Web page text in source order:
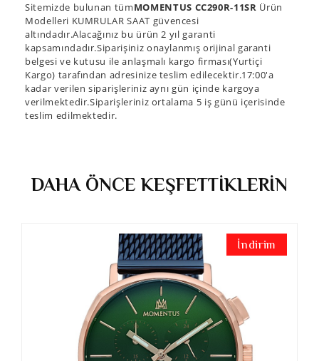
Sitemizde bulunan tümMOMENTUS CC290R-11SR Ürün
Modelleri KUMRULAR SAAT güvencesi
altındadır.Alacağınız bu ürün 2 yıl garanti
kapsamındadır.Siparişiniz onaylanmış orijinal garanti
belgesi ve kutusu ile anlaşmalı kargo firması(Yurtiçi
Kargo) tarafından adresinize teslim edilecektir.17:00'a
kadar verilen siparişleriniz aynı gün içinde kargoya
verilmektedir.Siparişleriniz ortalama 5 iş günü içerisinde
teslim edilmektedir.
DAHA ÖNCE KEŞFETTİKLERİN
İndirim